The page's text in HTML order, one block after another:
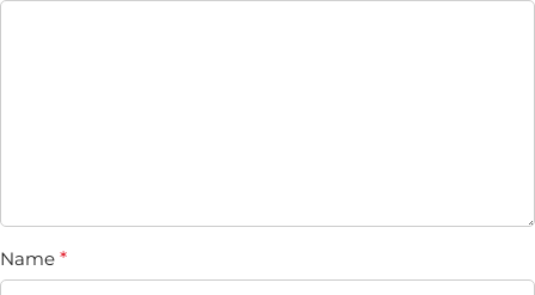
Name *